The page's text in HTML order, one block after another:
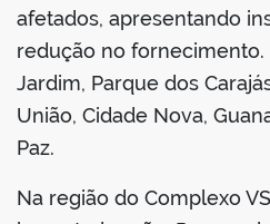
afetados, apresentando
redução no fornecimento.
Jardim, Parque dos
União, Cidade Nova,
Paz.
Na região do Complexo